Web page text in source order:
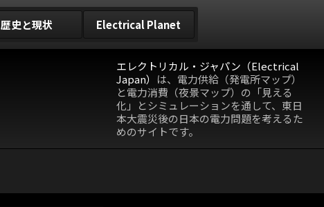
歴史と現状 Electrical Planet
エレクトリカル・ジャパン（Electrical
Japan） は、電力供給（発電所マップ）
と電力消費（夜景マップ）の「見える
化」とシミュレーションを通して、東日
本大震災後の日本の電力問題を考えるた
めのサイトです。